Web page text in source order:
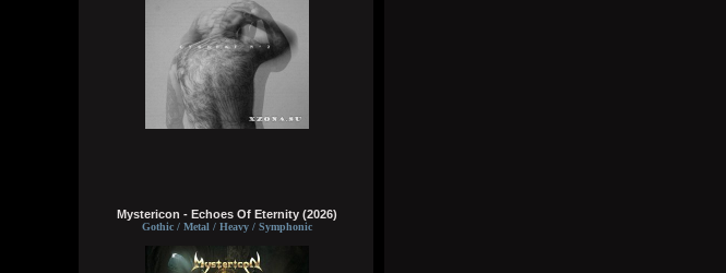
Mystericon - Echoes Of Eternity (2026)
Gothic / Metal / Heavy / Symphonic